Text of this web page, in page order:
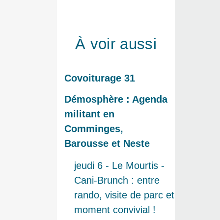
À voir aussi
Covoiturage 31
Démosphère : Agenda
militant en
Comminges,
Barousse et Neste
jeudi 6 - Le Mourtis -
Cani-Brunch : entre
rando, visite de parc et
moment convivial !